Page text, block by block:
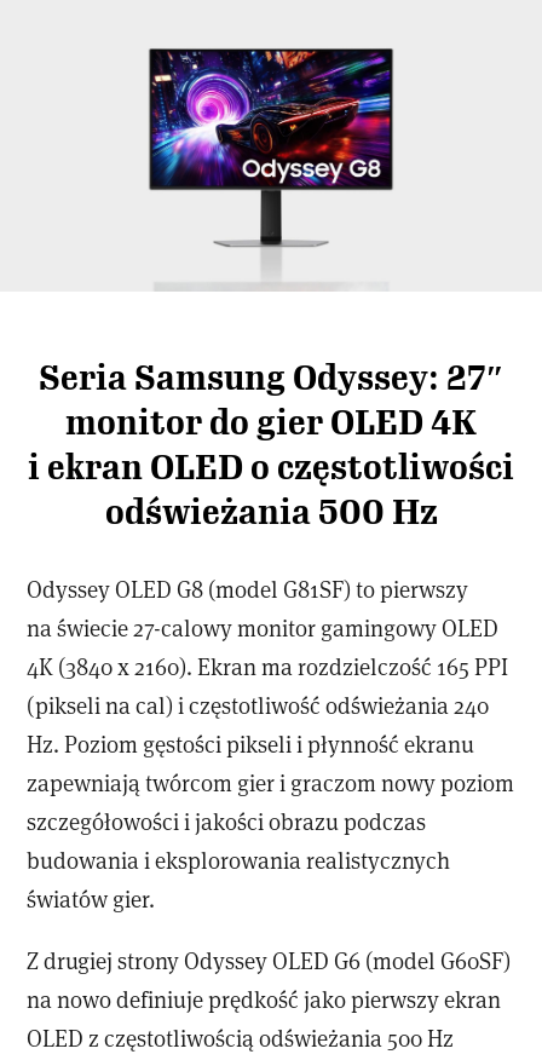
Seria Samsung Odyssey: 27″
monitor do gier OLED 4K
i ekran OLED o częstotliwości
odświeżania 500 Hz
Odyssey OLED G8 (model G81SF) to pierwszy
na świecie 27-calowy monitor gamingowy OLED
4K (3840 x 2160). Ekran ma rozdzielczość 165 PPI
(pikseli na cal) i częstotliwość odświeżania 240
Hz. Poziom gęstości pikseli i płynność ekranu
zapewniają twórcom gier i graczom nowy poziom
szczegółowości i jakości obrazu podczas
budowania i eksplorowania realistycznych
światów gier.
Z drugiej strony Odyssey OLED G6 (model G60SF)
na nowo definiuje prędkość jako pierwszy ekran
OLED z częstotliwością odświeżania 500 Hz